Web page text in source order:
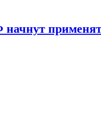
начнут